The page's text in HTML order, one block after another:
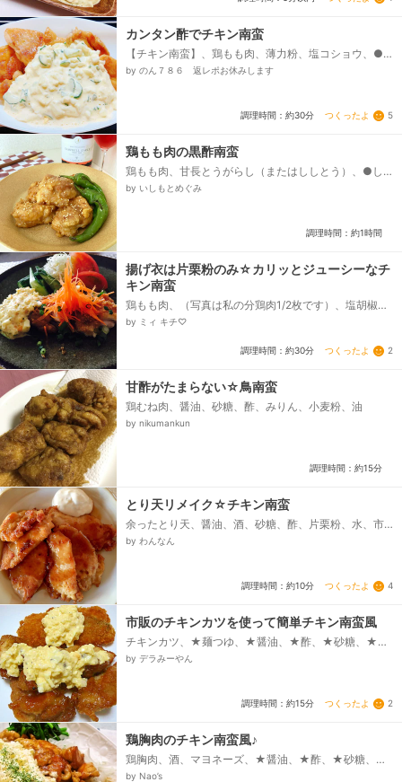
カンタン酢でチキン南蛮
【チキン南蛮】、鶏もも肉、薄力粉、塩コショウ、●
カンタン酢、●醤油、【タルタルソース】、卵、胡
by のん７８６ 返レポお休みします
調理時間：約30分 つくったよ 5
鶏もも肉の黒酢南蛮
鶏もも肉、甘長とうがらし（またはししとう）、●し
ょうがチューブ、●にんにくチューブ、●酒、●しょう
by いしもとめぐみ
調理時間：約1時間
揚げ衣は片栗粉のみ☆カリッとジューシーなチ
キン南蛮
鶏もも肉、（写真は私の分鶏肉1/2枚です）、塩胡椒、
片栗粉、甘酢だれ、タルタルソース（もちろん市販品
回は）キャベツのみじん切り、（今回は）きゅうり、
（今回は）スライストマト、⚪︎薬味と飾り用（お好み
したネギ...
by ミィ キチ♡
調理時間：約30分 つくったよ 2
甘酢がたまらない☆鳥南蛮
鶏むね肉、醤油、砂糖、酢、みりん、小麦粉、油
by nikumankun
調理時間：約15分
とり天リメイク☆チキン南蛮
余ったとり天、醤油、酒、砂糖、酢、片栗粉、水、市
販のタルタルソース
by わんなん
調理時間：約10分 つくったよ 4
市販のチキンカツを使って簡単チキン南蛮風
チキンカツ、★麺つゆ、★醤油、★酢、★砂糖、★み
りん、【タルタルソース】、ゆで卵、みじん切り玉ね
by デラみーやん
調理時間：約15分 つくったよ 2
鶏胸肉のチキン南蛮風♪
鶏胸肉、酒、マヨネーズ、★醤油、★酢、★砂糖、☆
ゆで卵、☆玉ねぎ、☆れもん汁、☆マヨネーズ、片栗
by Nao’s